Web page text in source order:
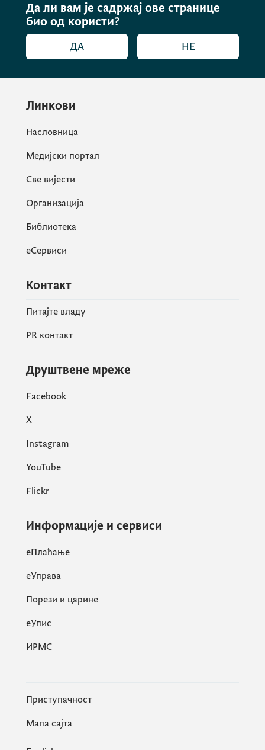
Да ли вам је садржај ове странице
био од користи?
ДА НЕ
Линкови
Насловница
Медијски портал
Све вијести
Организација
Библиотека
еСервиси
Контакт
Питајте владу
PR контакт
Друштвене мреже
Facebook
X
Instagram
YouTube
Flickr
Информације и сервиси
eПлаћање
еУправа
Порези и царине
eУпис
ИРМС
Приступачност
Мапа сајта